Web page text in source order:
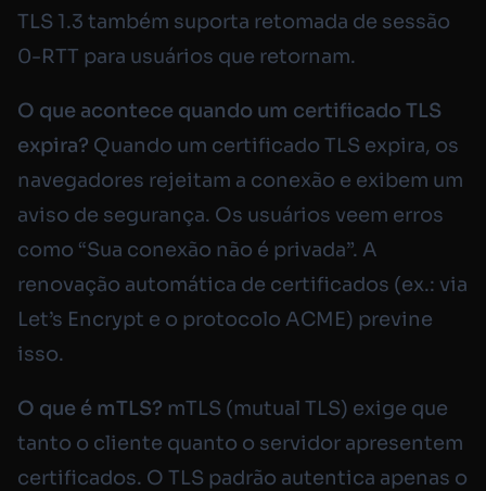
TLS 1.3 também suporta retomada de sessão
0-RTT para usuários que retornam.
O que acontece quando um certificado TLS
expira? Quando um certificado TLS expira, os
navegadores rejeitam a conexão e exibem um
aviso de segurança. Os usuários veem erros
como “Sua conexão não é privada”. A
renovação automática de certificados (ex.: via
Let’s Encrypt e o protocolo ACME) previne
isso.
O que é mTLS? mTLS (mutual TLS) exige que
tanto o cliente quanto o servidor apresentem
certificados. O TLS padrão autentica apenas o